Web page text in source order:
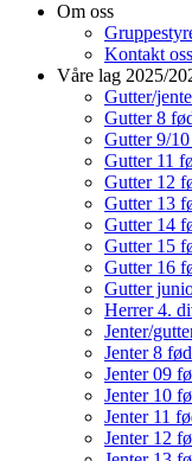
Om oss
Kontakt oss
Våre lag 2025/
Gutter/
Gutter 8
Gutter 9/
Gutter 11
Gutter 12
Gutter 13
Gutter 14
Gutter 15
Gutter 16
Gutter
Herrer 4.
Jenter/
Jenter 8
Jenter 09
Jenter 10
Jenter 11
Jenter 12